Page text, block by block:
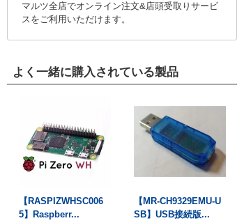
マルツ全店でオンライン注文&店頭受取りサービ
スをご利用いただけます。
よく一緒に購入されている製品
【RASPIZWHSC006
5】Raspberr...
【MR-CH9329EMU-U
SB】USB接続版...